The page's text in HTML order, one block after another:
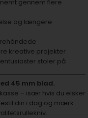
gennem flere
og længere
kreative projekter
stoler på
45 mm blad.
– især hvis du elsker
din i dag og mærk